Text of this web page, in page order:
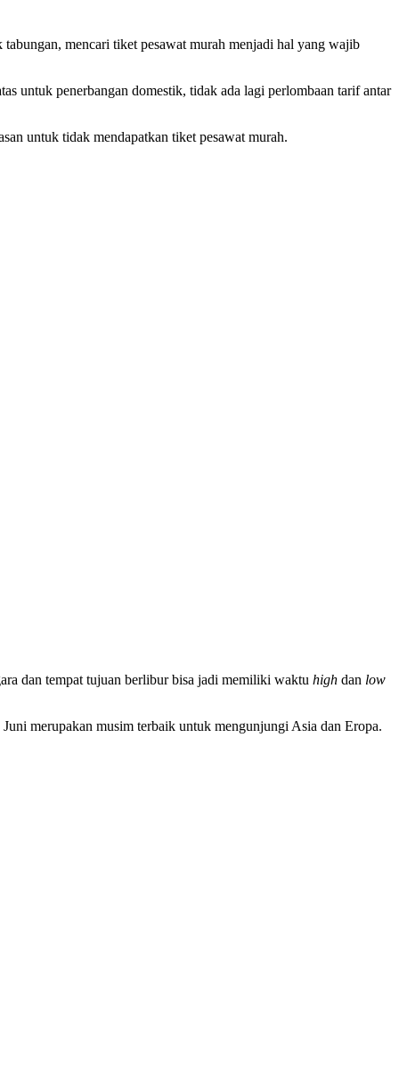
mencari tiket pesawat murah menjadi hal yang wajib
untuk penerbangan domestik, tidak ada lagi perlombaan tarif antar
untuk tidak mendapatkan tiket pesawat murah.
dan tempat tujuan berlibur bisa jadi memiliki waktu high dan low
merupakan musim terbaik untuk mengunjungi Asia dan Eropa.